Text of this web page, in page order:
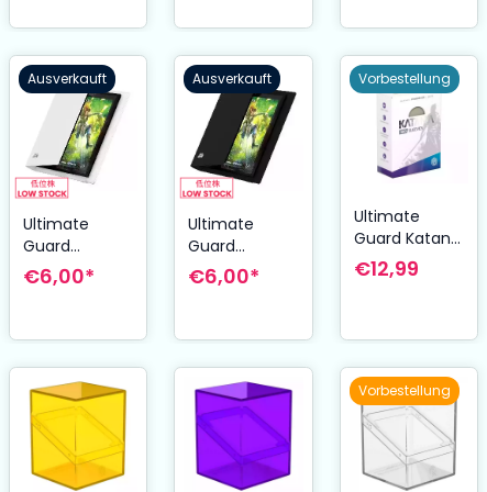
Ausverkauft
Ultimate
Guard
Flexxfolio 20 -
2-Pocket -
€6,00*
Ausverkauft
Ultimate
Guard
Flexxfolio 20 -
2-Pocket -
€6,00*
Vorbestellung
Ultimate
Guard Katana
Sleeves
Standardgröß
€12,99
Vorbestellung